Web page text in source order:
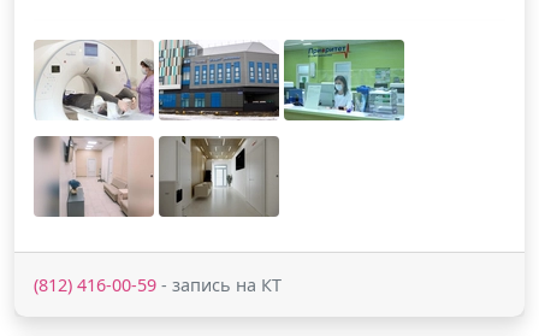
(812) 416-00-59 - запись на КТ